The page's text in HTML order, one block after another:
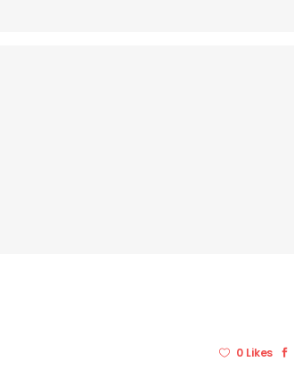
0 Likes